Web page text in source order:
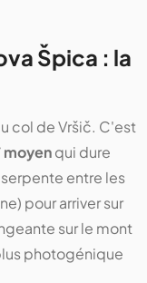
Špica : la
col de Vršič. C'est
qui dure
entre les
pour arriver sur
sur le mont
photogénique